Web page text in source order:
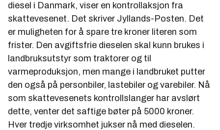
diesel i Danmark, viser en kontrollaksjon fra
skattevesenet. Det skriver Jyllands-Posten. Det
er muligheten for å spare tre kroner literen som
frister. Den avgiftsfrie dieselen skal kunn brukes i
landbruksutstyr som traktorer og til
varmeproduksjon, men mange i landbruket putter
den også på personbiler, lastebiler og varebiler. Nå
som skattevesenets kontrollslanger har avslørt
dette, venter det saftige bøter på 5000 kroner.
Hver tredje virksomhet jukser nå med dieselen.